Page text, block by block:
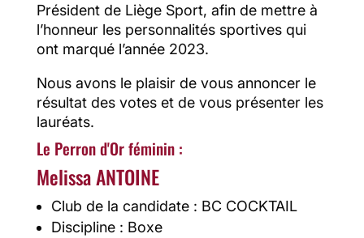
Président de Liège Sport, afin de mettre à
l’honneur les personnalités sportives qui
ont marqué l’année 2023.
Nous avons le plaisir de vous annoncer le
résultat des votes et de vous présenter les
lauréats.
Le Perron d'Or féminin :
Melissa ANTOINE
Club de la candidate : BC COCKTAIL
Discipline : Boxe